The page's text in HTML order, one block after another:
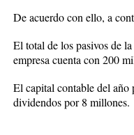
De acuerdo con ello, a
El total de los pasivos de
empresa cuenta con 200
El capital contable del año
dividendos por 8 millones.